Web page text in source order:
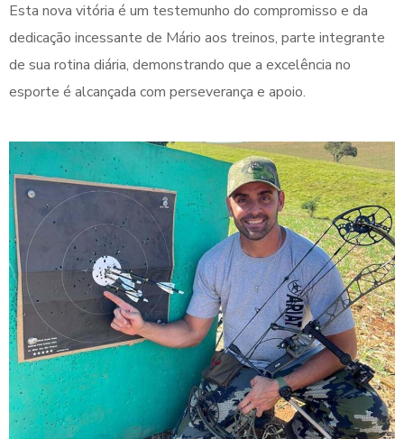
Esta nova vitória é um testemunho do compromisso e da
dedicação incessante de Mário aos treinos, parte integrante
de sua rotina diária, demonstrando que a excelência no
esporte é alcançada com perseverança e apoio.